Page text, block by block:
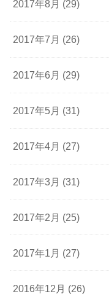
2017年8月 (29)
2017年7月 (26)
2017年6月 (29)
2017年5月 (31)
2017年4月 (27)
2017年3月 (31)
2017年2月 (25)
2017年1月 (27)
2016年12月 (26)